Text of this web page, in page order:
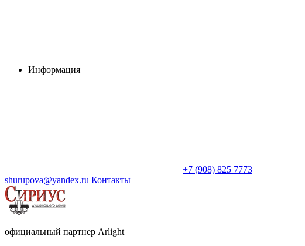
Информация
+7 (908) 825 7773
shurupova@yandex.ru Контакты
официальный партнер Arlight